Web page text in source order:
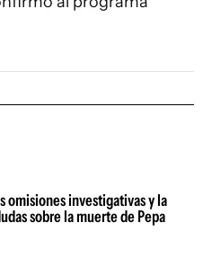
omisiones investigativas y la
sobre la muerte de Pepa